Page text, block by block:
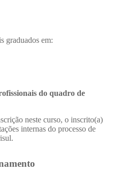
graduados em:
do quadro de
neste curso, o inscrito(a)
internas do processo de